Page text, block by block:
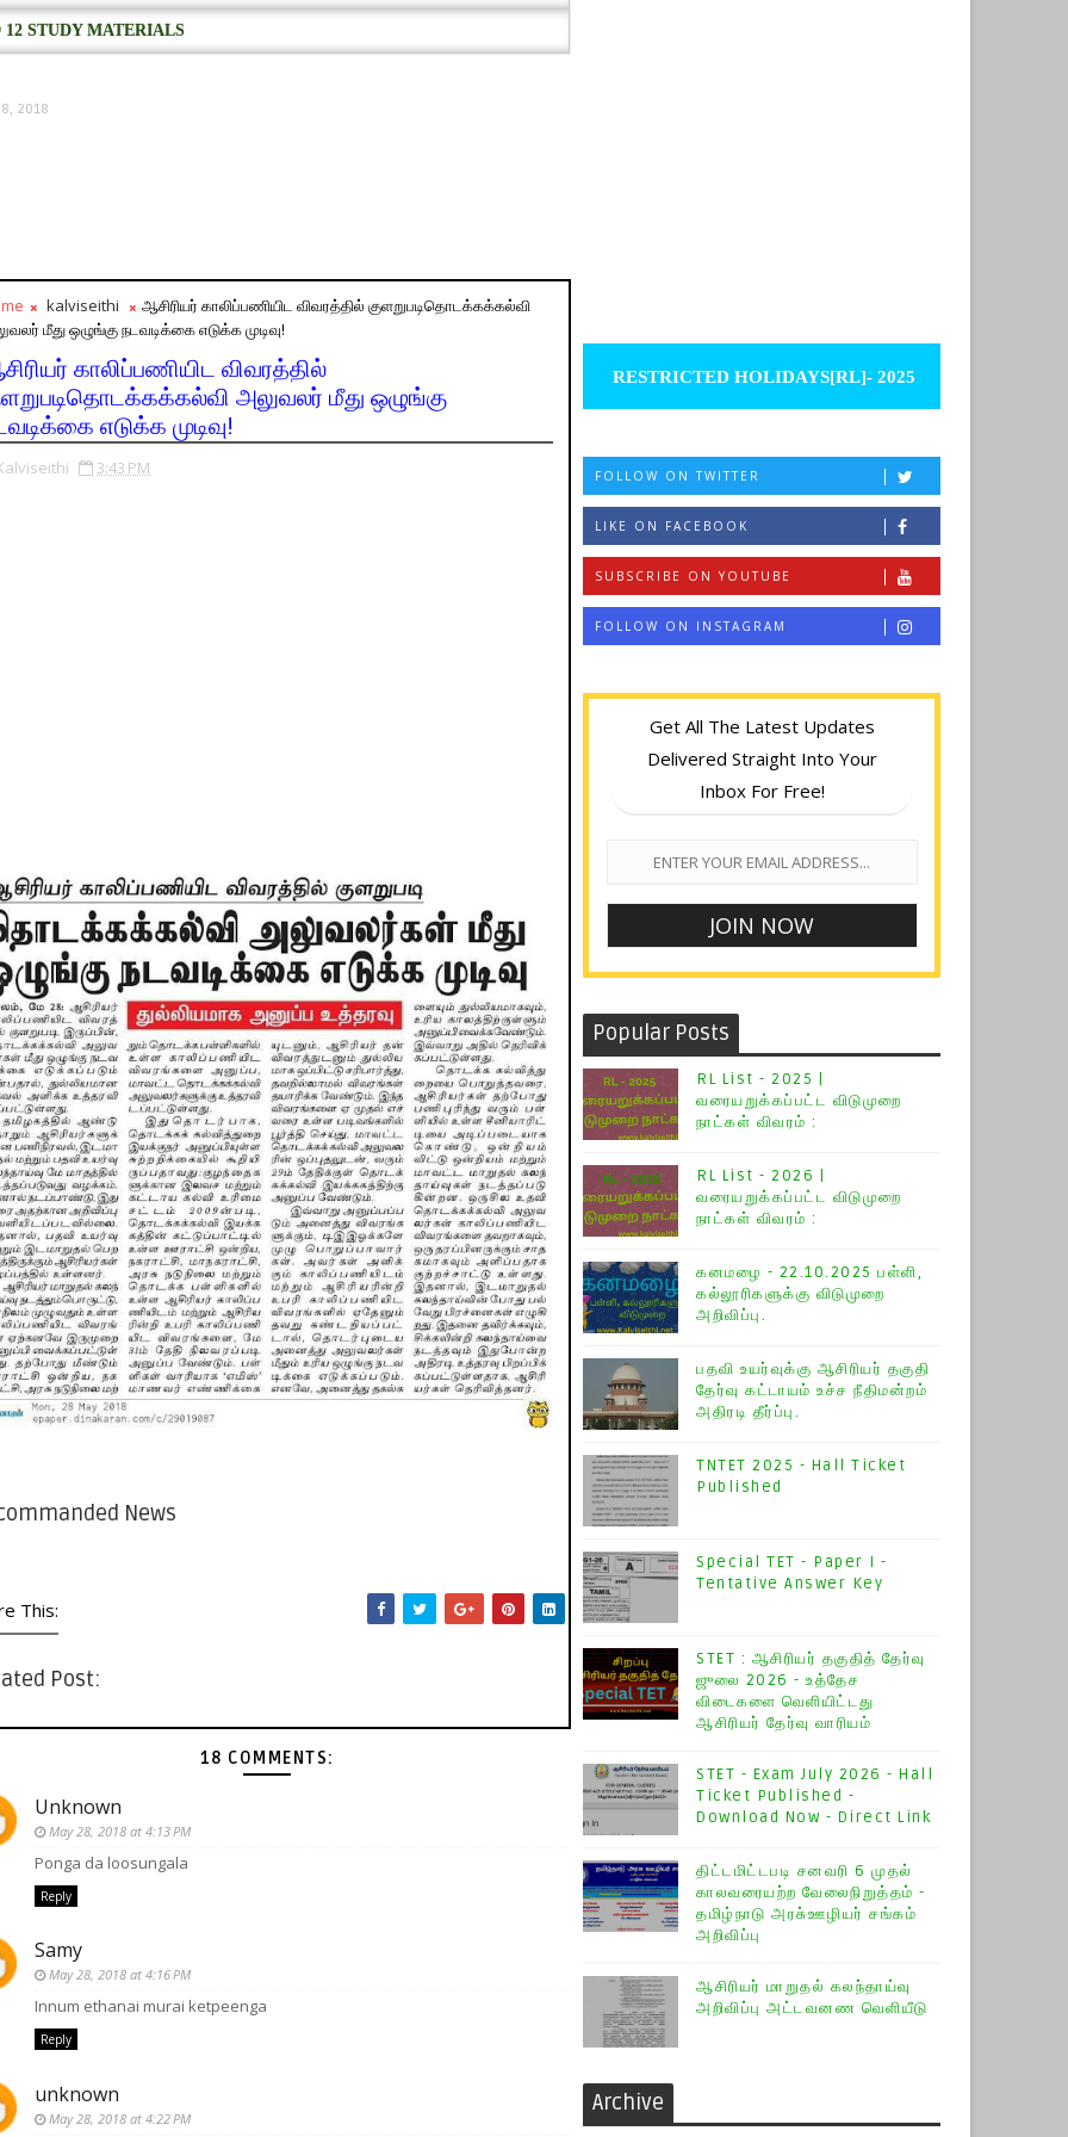
12 STUDY MATERIALS
2018
kalviseithi
ஆசிரியர் காலிப்பணியிட விவரத்தில் குளறுபடிதொடக்கக்கல்வி
மீது ஒழுங்கு நடவடிக்கை எடுக்க முடிவு!
காலிப்பணியிட விவரத்தில்
அலுவலர் மீது ஒழுங்கு
எடுக்க முடிவு!
3:43 PM
News
This:
Post:
18 COMMENTS:
Unknown
May 28, 2018 at 4:13 PM
Ponga da loosungala
Reply
Samy
May 28, 2018 at 4:16 PM
Innum ethanai murai ketpeenga
Reply
unknown
May 28, 2018 at 4:22 PM
RESTRICTED HOLIDAYS[RL]- 2025
FOLLOW ON TWITTER
LIKE ON FACEBOOK
SUBSCRIBE ON YOUTUBE
FOLLOW ON INSTAGRAM
Get All The Latest Updates
Delivered Straight Into Your
Inbox For Free!
Popular Posts
RL List - 2025 |
வரையறுக்கப்பட்ட விடுமுறை
நாட்கள் விவரம் :
RL List - 2026 |
வரையறுக்கப்பட்ட விடுமுறை
நாட்கள் விவரம் :
கனமழை - 22.10.2025 பள்ளி,
கல்லூரிகளுக்கு விடுமுறை
அறிவிப்பு.
பதவி உயர்வுக்கு ஆசிரியர் தகுதி
தேர்வு கட்டாயம் உச்ச நீதிமன்றம்
அதிரடி தீர்ப்பு.
TNTET 2025 - Hall Ticket
Published
Special TET - Paper I -
Tentative Answer Key
STET : ஆசிரியர் தகுதித் தேர்வு
ஜுலை 2026 - உத்தேச
விடைகளை வெளியிட்டது
ஆசிரியர் தேர்வு வாரியம்
STET - Exam July 2026 - Hall
Ticket Published -
Download Now - Direct Link
திட்டமிட்டபடி சனவரி 6 முதல்
காலவரையற்ற வேலைநிறுத்தம் -
தமிழ்நாடு அரசு்ஊழியர் சங்கம்
அறிவிப்பு
ஆசிரியர் மாறுதல் கலந்தாய்வு
அறிவிப்பு அட்டவனண வெளியீடு
Archive